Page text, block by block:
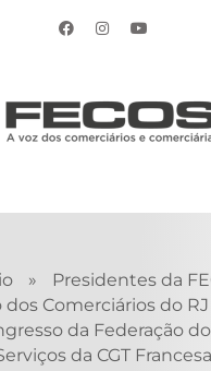
»
Presidentes da
dos Comerciários do
da Federação
da CGT Francesa